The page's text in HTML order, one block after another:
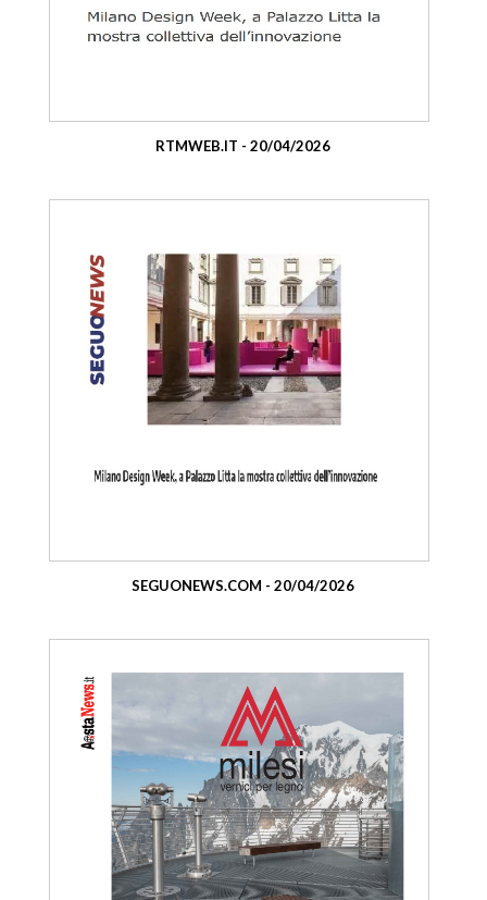
RTMWEB.IT - 20/04/2026
SEGUONEWS.COM - 20/04/2026